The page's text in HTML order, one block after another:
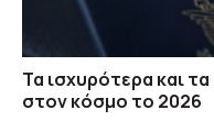
Τα ισχυρότερα και
στον κόσμο το 2026